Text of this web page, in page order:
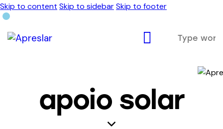
Skip to content Skip to sidebarSkip to footer
apoio solar